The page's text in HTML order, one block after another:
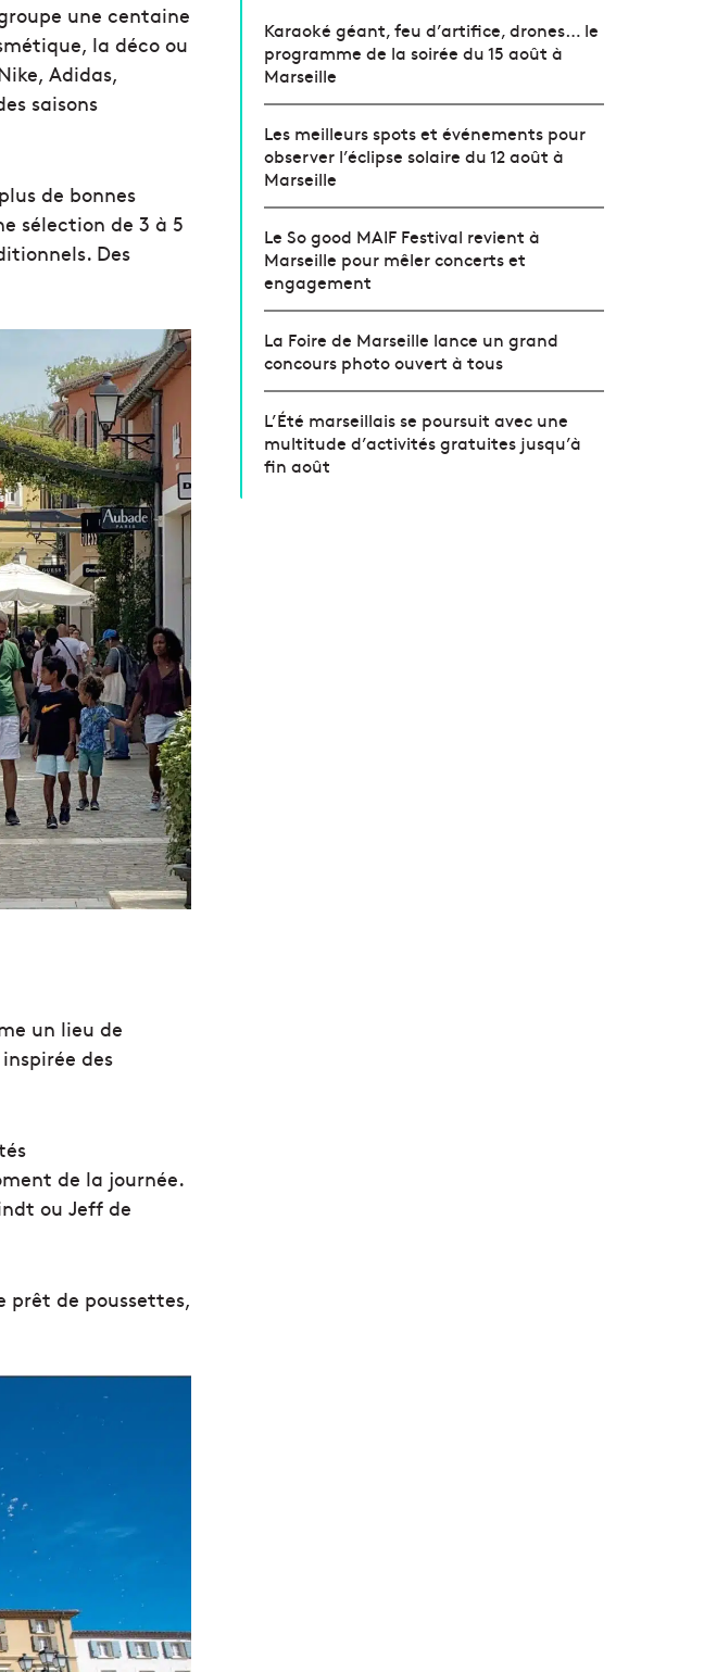
une centaine
la déco ou
Adidas,
saisons
de bonnes
sélection de 3 à 5
Des
un lieu de
des
de la journée.
ou Jeff de
prêt de poussettes,
Karaoké géant, feu d’artifice, drones… le
programme de la soirée du 15 août à
Marseille
Les meilleurs spots et événements pour
observer l’éclipse solaire du 12 août à
Marseille
Le So good MAIF Festival revient à
Marseille pour mêler concerts et
engagement
La Foire de Marseille lance un grand
concours photo ouvert à tous
L’Été marseillais se poursuit avec une
multitude d’activités gratuites jusqu’à
fin août